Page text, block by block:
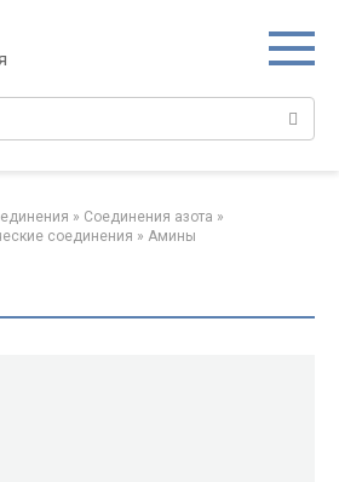
» Соединения азота »
соединения » Амины‎